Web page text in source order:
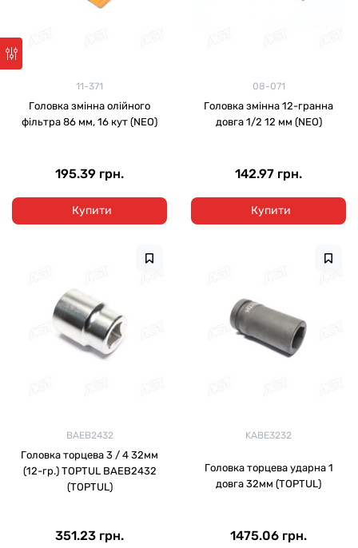
11-371
Головка змінна олійного
фільтра 86 мм, 16 кут (NEO)
195.39 грн.
Купити
08-071
Головка змінна 12-гранна
довга 1/2 12 мм (NEO)
142.97 грн.
Купити
BAEB2432
Головка торцева 3 / 4 32мм
(12-гр.) TOPTUL BAEB2432
(TOPTUL)
351.23 грн.
KABE3232
Головка торцева ударна 1
довга 32мм (TOPTUL)
1475.06 грн.